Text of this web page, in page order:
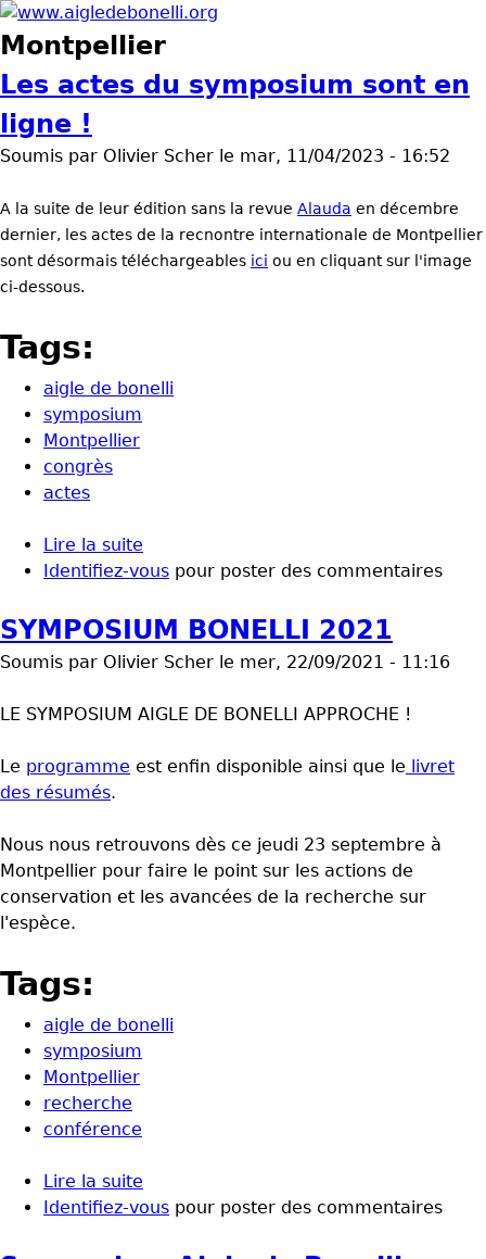
Aller au contenu principal
www.aigledebonelli.org
Montpellier
Les actes du symposium sont en
ligne !
Soumis par Olivier Scher le mar, 11/04/2023 - 16:52
A la suite de leur édition sans la revue Alauda en décembre
dernier, les actes de la recnontre internationale de Montpellier
sont désormais téléchargeables ici ou en cliquant sur l'image
ci-dessous.
Tags:
aigle de bonelli
symposium
Montpellier
congrès
actes
Lire la suite
ligne !
Identifiez-vous pour poster des commentaires
SYMPOSIUM BONELLI 2021
Soumis par Olivier Scher le mer, 22/09/2021 - 11:16
LE SYMPOSIUM AIGLE DE BONELLI APPROCHE !
Le programme est enfin disponible ainsi que le livret
des résumés.
Nous nous retrouvons dès ce jeudi 23 septembre à
Montpellier pour faire le point sur les actions de
conservation et les avancées de la recherche sur
l'espèce.
Tags:
aigle de bonelli
symposium
Montpellier
recherche
conférence
Lire la suite
Identifiez-vous pour poster des commentaires